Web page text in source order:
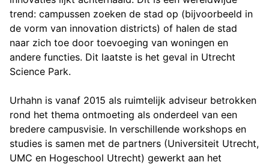
trend: campussen zoeken de stad op (bijvoorbeeld in
de vorm van innovation districts) of halen de stad
naar zich toe door toevoeging van woningen en
andere functies. Dit laatste is het geval in Utrecht
Science Park.
Urhahn is vanaf 2015 als ruimtelijk adviseur betrokken
rond het thema ontmoeting als onderdeel van een
bredere campusvisie. In verschillende workshops en
studies is samen met de partners (Universiteit Utrecht,
UMC en Hogeschool Utrecht) gewerkt aan het